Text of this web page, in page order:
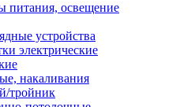
питания, освещение
устройства
электрические
накаливания
тройник